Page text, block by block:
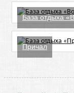
База отдыха
Причал